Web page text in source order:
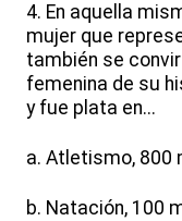
4. En aquella
mujer que
también se
femenina de su
y fue plata en...
a. Atletismo, 800
b. Natación, 100